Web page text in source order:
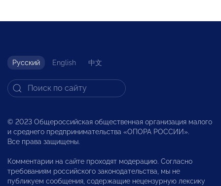
Русский English 中文
© 2023 Общероссийская общественная организация малого
и среднего предпринимательства «ОПОРА РОССИИ».
Все права защищены.
Комментарии на сайте проходят модерацию. Согласно
требованиям российского законодательства, мы не
публикуем сообщения, содержащие нецензурную лексику